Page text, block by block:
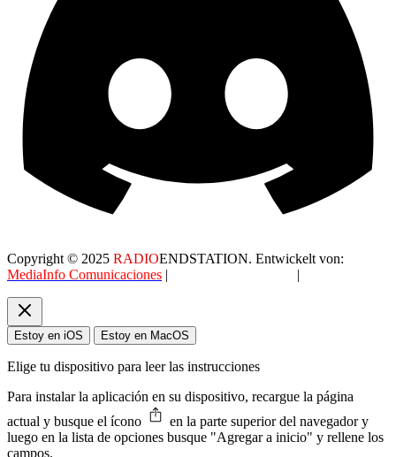
Copyright © 2025 RADIOENDSTATION. Entwickelt von:
MediaInfo Comunicaciones | |
Estoy en iOS Estoy en MacOS
Elige tu dispositivo para leer las instrucciones
Para instalar la aplicación en su dispositivo, recargue la página
actual y busque el ícono
en la parte superior del navegador y
luego en la lista de opciones busque "Agregar a inicio" y rellene los
campos.